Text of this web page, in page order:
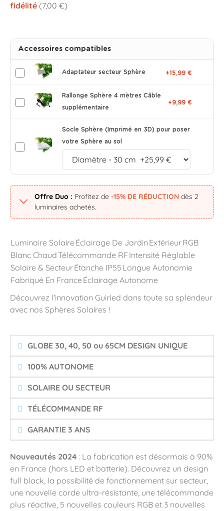
fidélité (7,00 €)
Accessoires compatibles
Adaptateur secteur Sphère +15,99 €
Rallonge Sphère 4 mètres Câble
supplémentaire
+9,99 €
Socle Sphère (Imprimé en 3D) pour poser
votre Sphère au sol
Offre Duo : Profitez de -15% DE RÉDUCTION dès 2
luminaires achetés.
Luminaire Solaire Éclairage De Jardin ExtérieurRGB
Blanc ChaudTélécommande RF Intensité Réglable
Solaire & SecteurÉtanche IP55 Longue Autonomie
Fabriqué En France Éclairage Autonome
Découvrez l'innovation Guirled dans toute sa splendeur
avec nos Sphères Solaires !
GLOBE 30, 40, 50 ou 65CM DESIGN UNIQUE
100% AUTONOME
SOLAIRE OU SECTEUR
TÉLÉCOMMANDE RF
GARANTIE 3 ANS
Nouveautés 2024 : La fabrication est désormais à 90%
en France (hors LED et batterie). Découvrez un design
full black, la possibilité de fonctionnement sur secteur,
une nouvelle corde ultra-résistante, une télécommande
plus réactive, 5 nouvelles couleurs RGB et 3 nouvelles